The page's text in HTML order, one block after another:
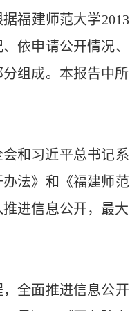
福建师范大学2013
依申请公开情况、
组成。本报告中所
和习近平总书记系
办法》和《福建师范
进信息公开，最大
全面推进信息公开